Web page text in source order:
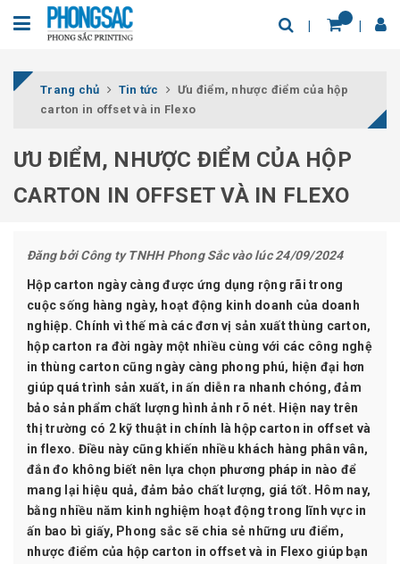
Trang chủ Tin tức
Ưu điểm, nhược điểm của hộp
carton in offset và in Flexo
ƯU ĐIỂM, NHƯỢC ĐIỂM CỦA HỘP
CARTON IN OFFSET VÀ IN FLEXO
Đăng bởiCông ty TNHH Phong Sắcvào lúc 24/09/2024
Hộp carton ngày càng được ứng dụng rộng rãi trong
cuộc sống hàng ngày, hoạt động kinh doanh của doanh
nghiệp. Chính vì thế mà các đơn vị sản xuất thùng carton,
hộp carton ra đời ngày một nhiều cùng với các công nghệ
in thùng carton cũng ngày càng phong phú, hiện đại hơn
giúp quá trình sản xuất, in ấn diễn ra nhanh chóng, đảm
bảo sản phẩm chất lượng hình ảnh rõ nét. Hiện nay trên
thị trường có 2 kỹ thuật in chính là hộp carton in offset và
in flexo. Điều này cũng khiến nhiều khách hàng phân vân,
đắn đo không biết nên lựa chọn phương pháp in nào để
mang lại hiệu quả, đảm bảo chất lượng, giá tốt. Hôm nay,
bằng nhiều năm kinh nghiệm hoạt động trong lĩnh vực in
ấn bao bì giấy, Phong sắc sẽ chia sẻ những ưu điểm,
nhược điểm của hộp carton in offset và in Flexo giúp bạn